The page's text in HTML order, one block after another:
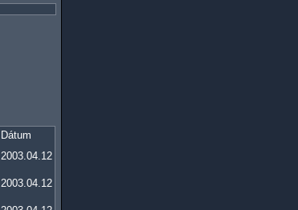
Dátum
2003.04.12
2003.04.12